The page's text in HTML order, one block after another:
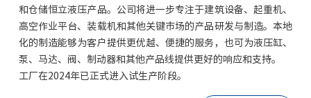
和仓储恒立液压产品。公司将进一步专注于建筑设备、起重机、
高空作业平台、装载机和其他关键市场的产品研发与制造。本地
化的制造能够为客户提供更优越、便捷的服务，也可为液压缸、
泵、马达、阀、制动器和其他产品线提供更好的响应和支持。
工厂在2024年已正式进入试生产阶段。